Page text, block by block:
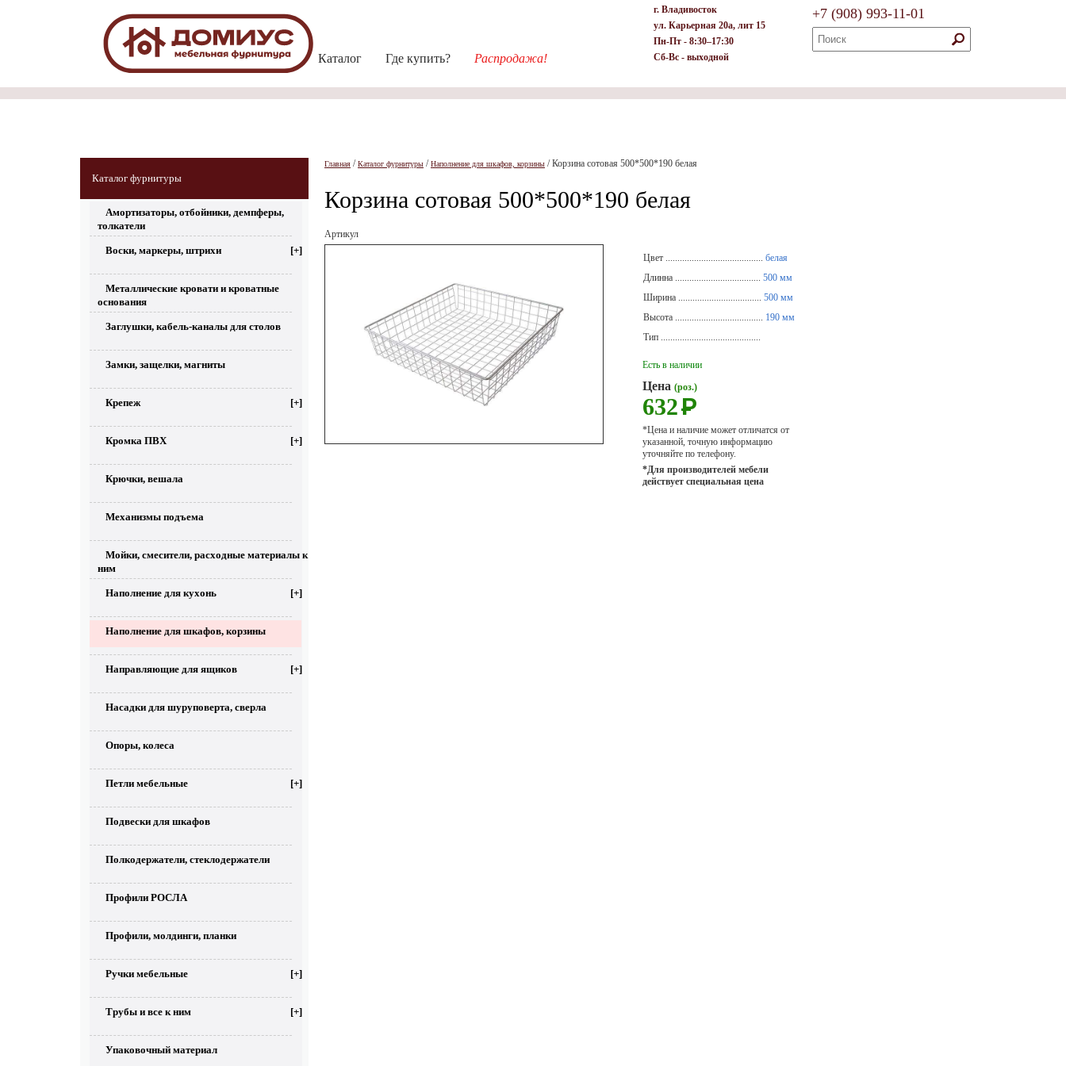
Каталог Где купить? Распродажа!
г. Владивосток
ул. Карьерная 20а, лит 15
Пн-Пт - 8:30–17:30
Сб-Вс - выходной
+7 (908) 993-11-01
Каталог фурнитуры
Амортизаторы, отбойники, демпферы,
толкатели
Воски, маркеры, штрихи [+]
Металлические кровати и кроватные
основания
Заглушки, кабель-каналы для столов
Замки, защелки, магниты
Крепеж [+]
Кромка ПВХ [+]
Крючки, вешала
Механизмы подъема
Мойки, смесители, расходные материалы к
ним
Наполнение для кухонь [+]
Наполнение для шкафов, корзины
Направляющие для ящиков [+]
Насадки для шуруповерта, сверла
Опоры, колеса
Петли мебельные [+]
Подвески для шкафов
Полкодержатели, стеклодержатели
Профили РОСЛА
Профили, молдинги, планки
Ручки мебельные [+]
Трубы и все к ним [+]
Упаковочный материал
Главная /Каталог фурнитуры /Наполнение для шкафов, корзины /Корзина сотовая 500*500*190 белая
Корзина сотовая 500*500*190 белая
Артикул
Цвет ......................................... белая
Длинна .................................... 500 мм
Ширина ................................... 500 мм
Высота ..................................... 190 мм
Тип ..........................................
Есть в наличии
Цена (роз.)
632Р
*Цена и наличие может отличатся от
указанной, точную информацию
уточняйте по телефону.
*Для производителей мебели
действует специальная цена